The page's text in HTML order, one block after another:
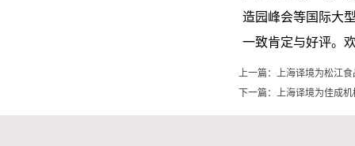
造园峰会等国际大
一致肯定与好评。
上一篇： 上海译境为松江
下一篇： 上海译境为佳成